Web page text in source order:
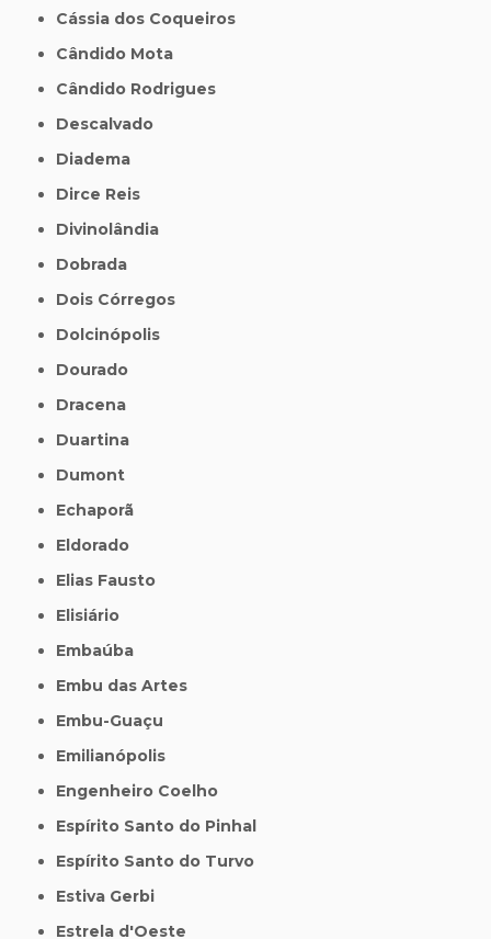
Cássia dos Coqueiros
Cândido Mota
Cândido Rodrigues
Descalvado
Diadema
Dirce Reis
Divinolândia
Dobrada
Dois Córregos
Dolcinópolis
Dourado
Dracena
Duartina
Dumont
Echaporã
Eldorado
Elias Fausto
Elisiário
Embaúba
Embu das Artes
Embu-Guaçu
Emilianópolis
Engenheiro Coelho
Espírito Santo do Pinhal
Espírito Santo do Turvo
Estiva Gerbi
Estrela d'Oeste